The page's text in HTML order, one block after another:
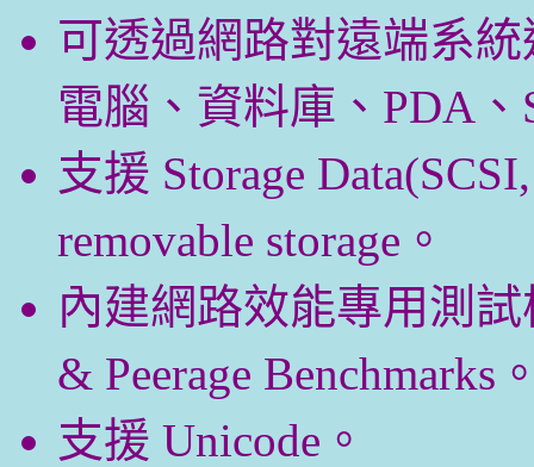
可透過網路對遠端系
電腦、資料庫、PDA、
支援 Storage
removable storage。
內建網路效能專用測試
& Peerage Benchmarks
支援 Unicode。